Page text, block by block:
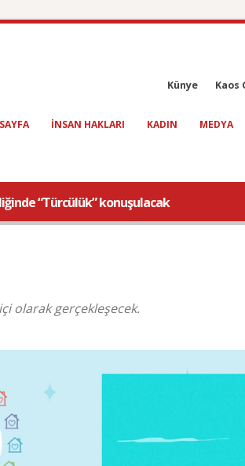
Künye Kaos
INSAN HAKLARI KADIN MEDYA
“Türcülük” konuşulacak
olarak gerçekleşecek.